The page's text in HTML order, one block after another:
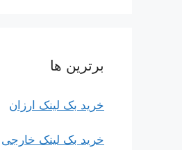
برترین ها
خرید بک لینک ارزان
خرید بک لینک خارجی